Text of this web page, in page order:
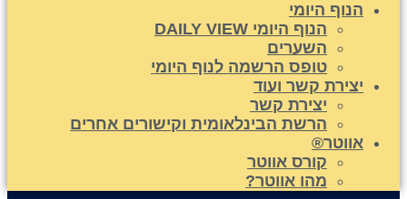
הנוף היומי
הנוף היומי DAILY VIEW
השערים
טופס הרשמה לנוף היומי
יצירת קשר ועוד
יצירת קשר
הרשת הבינלאומית וקישורים אחרים
אווטר®
קורס אווטר
מהו אווטר?